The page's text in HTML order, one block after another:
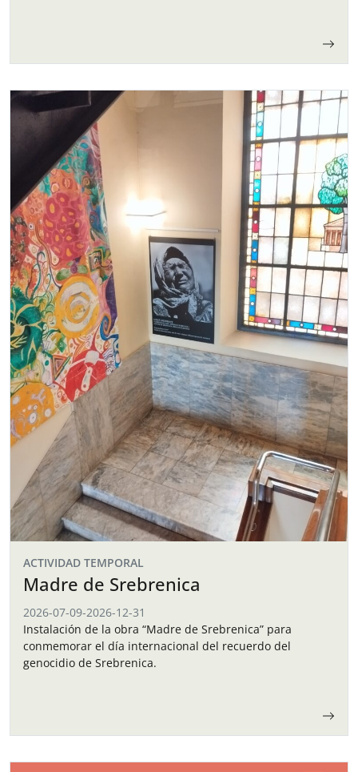
ACTIVIDAD TEMPORAL
Madre de Srebrenica
2026-07-09-2026-12-31
Instalación de la obra “Madre de Srebrenica” para
conmemorar el día internacional del recuerdo del
genocidio de Srebrenica.